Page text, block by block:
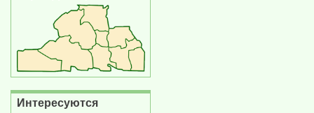
Интересуются